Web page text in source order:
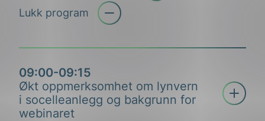
Lukk program
Åpne trekkspill
09:00-09:15
Økt oppmerksomhet om lynvern
i socelleanlegg og bakgrunn for
webinaret
Åpne